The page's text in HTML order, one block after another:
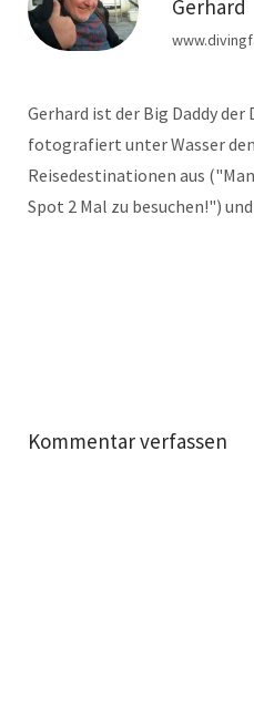
Gerhard
Gerhard ist der Big Daddy
fotografiert unter Wasser
Reisedestinationen aus
Spot 2 Mal zu besuchen!")
Kommentar verfassen